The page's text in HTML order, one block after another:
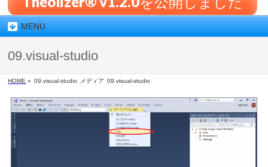
MENU
09.visual-studio
HOME » 09.visual-studio メディア 09.visual-studio